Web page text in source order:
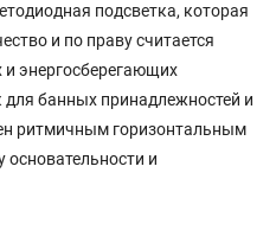
подсветка, которая
и по праву считается
энергосберегающих
банных принадлежностей и
ритмичным горизонтальным
и